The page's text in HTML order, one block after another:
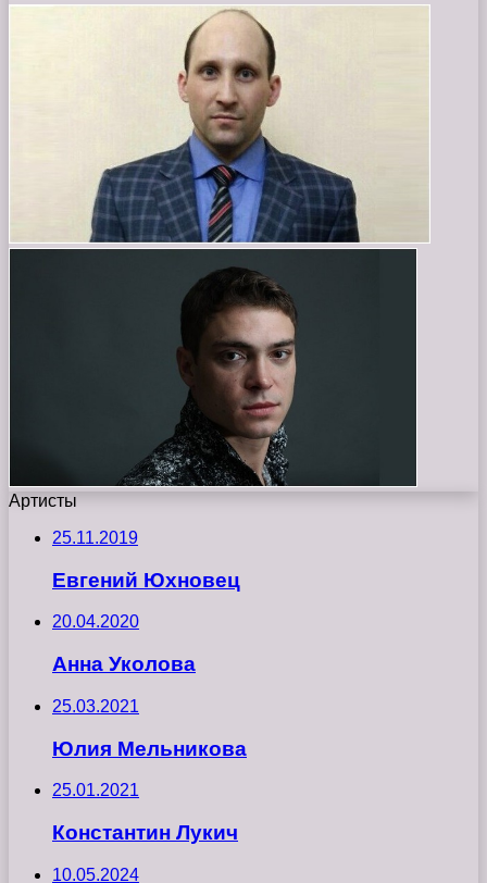
Артисты
25.11.2019
Евгений Юхновец
20.04.2020
Анна Уколова
25.03.2021
Юлия Мельникова
25.01.2021
Константин Лукич
10.05.2024